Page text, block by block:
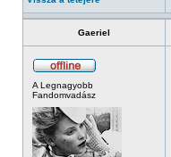
Gaeriel
A Legnagyobb
Fandomvadász